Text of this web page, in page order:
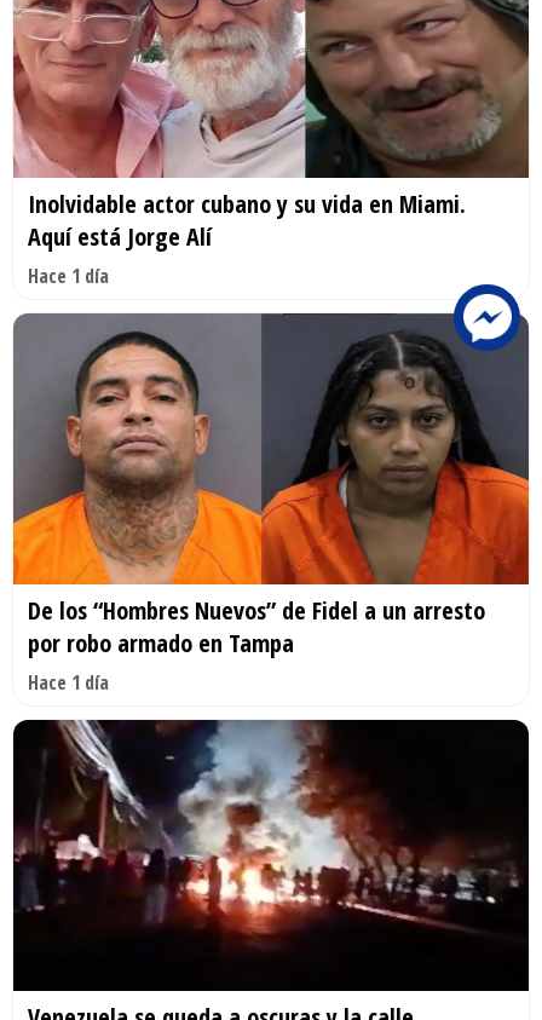
Inolvidable actor cubano y su vida en Miami.
Aquí está Jorge Alí
Hace 1 día
De los “Hombres Nuevos” de Fidel a un arresto
por robo armado en Tampa
Hace 1 día